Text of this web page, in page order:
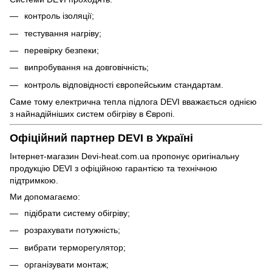
контроль ізоляції;
тестування нагріву;
перевірку безпеки;
випробування на довговічність;
контроль відповідності європейським стандартам.
Саме тому електрична тепла підлога DEVI вважається однією
з найнадійніших систем обігріву в Європі.
Офіційний партнер DEVI в Україні
Інтернет-магазин Devi-heat.com.ua пропонує оригінальну
продукцію DEVI з офіційною гарантією та технічною
підтримкою.
Ми допомагаємо:
підібрати систему обігріву;
розрахувати потужність;
вибрати терморегулятор;
організувати монтаж;